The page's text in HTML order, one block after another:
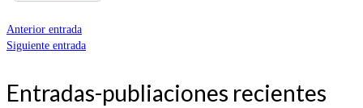
Anterior entrada
Siguiente entrada
Entradas-publiaciones recientes